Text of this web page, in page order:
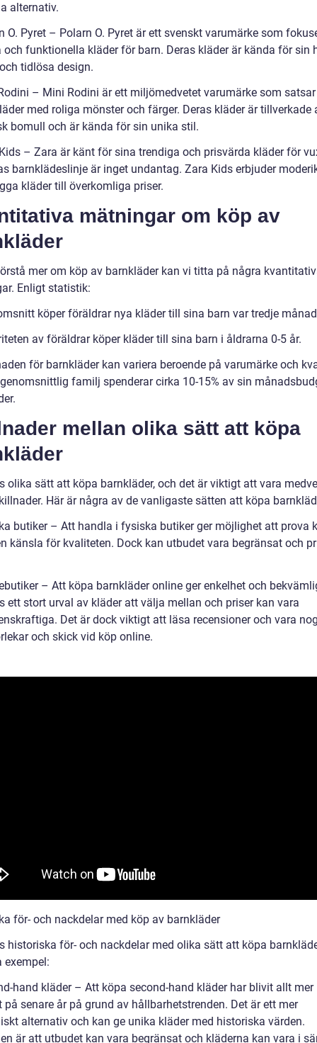
alternativ.
O. Pyret – Polarn O. Pyret är ett svenskt varumärke som
och funktionella kläder för barn. Deras kläder är kända för sin
tidlösa design.
– Mini Rodini är ett miljömedvetet varumärke som
med roliga mönster och färger. Deras kläder är tillverkade
bomull och är kända för sin unika stil.
– Zara är känt för sina trendiga och prisvärda kläder för
barnklädeslinje är inget undantag. Zara Kids erbjuder
kläder till överkomliga priser.
mätningar om köp av
mer om köp av barnkläder kan vi titta på några
Enligt statistik:
köper föräldrar nya kläder till sina barn var tredje
av föräldrar köper kläder till sina barn i åldrarna 0-5 år.
för barnkläder kan variera beroende på varumärke och
familj spenderar cirka 10-15% av sin
mellan olika sätt att köpa
olika sätt att köpa barnkläder, och det är viktigt att vara
Här är några av de vanligaste sätten att köpa
butiker – Att handla i fysiska butiker ger möjlighet att prova
känsla för kvaliteten. Dock kan utbudet vara begränsat och
– Att köpa barnkläder online ger enkelhet och
ett stort urval av kläder att välja mellan och priser kan vara
Det är dock viktigt att läsa recensioner och vara
och skick vid köp online.
för- och nackdelar med köp av barnkläder
historiska för- och nackdelar med olika sätt att köpa
exempel:
hand kläder – Att köpa second-hand kläder har blivit allt mer
på senare år på grund av hållbarhetstrenden. Det är ett mer
alternativ och kan ge unika kläder med historiska värden.
är att utbudet kan vara begränsat och kläderna kan vara i